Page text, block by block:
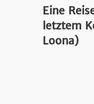
Eine
letztem
Loona)